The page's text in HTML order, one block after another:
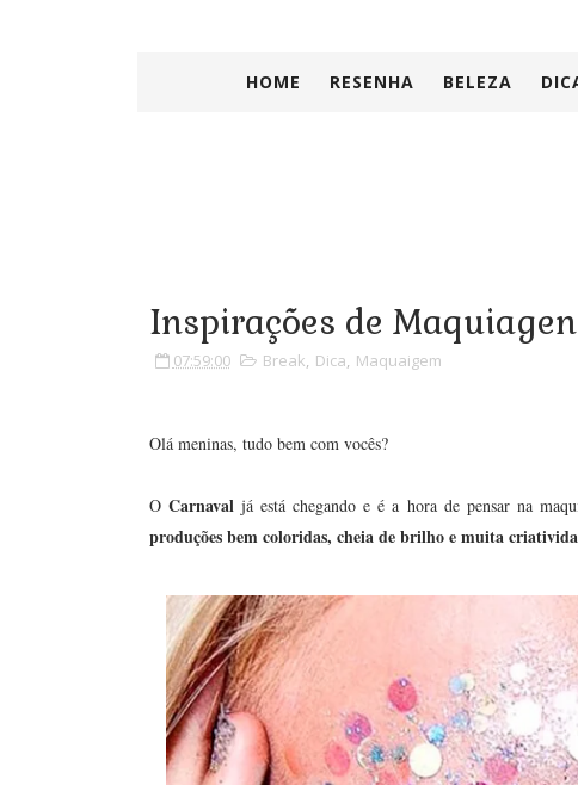
HOME RESENHA BELEZA
Inspirações de
07:59:00 Break, Dica, Maquaigem
Olá meninas, tudo bem com vocês?
OCarnavaljá está chegando e é a hora de pensar na
produções bem coloridas, cheia de brilho e muita